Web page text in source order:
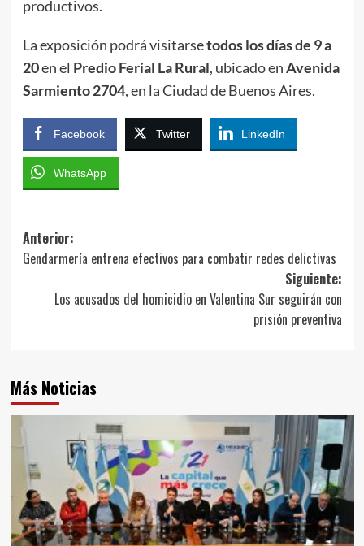
productivos.
La exposición podrá visitarsetodos los días de 9 a
20en el Predio Ferial La Rural, ubicado enAvenida
Sarmiento 2704, en la Ciudad de Buenos Aires.
Facebook Twitter LinkedIn
WhatsApp
Navegación
de
entradas
Anterior:
Gendarmería entrena efectivos para combatir redes delictivas
Siguiente:
Los acusados del homicidio en Valentina Sur seguirán con
prisión preventiva
Más Noticias